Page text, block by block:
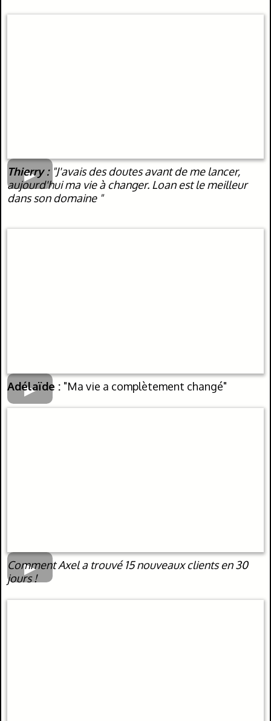
Thierry : "J'avais des doutes avant de me lancer,
aujourd'hui ma vie à changer. Loan est le meilleur
dans son domaine "
Adélaïde : "Ma vie a complètement changé"
Comment Axel a trouvé 15 nouveaux clients en 30
jours !